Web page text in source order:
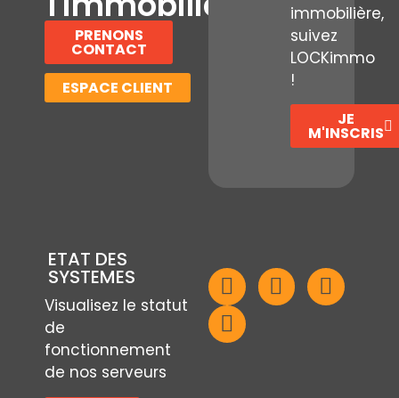
PRENONS
CONTACT
ESPACE CLIENT
immobilière,
suivez
LOCKimmo
!
JE
M'INSCRIS
ETAT DES
SYSTEMES
Visualisez le statut
de
fonctionnement
de nos serveurs